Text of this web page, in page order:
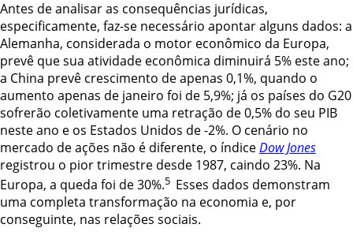
Antes de analisar as consequências jurídicas,
especificamente, faz-se necessário apontar alguns dados: a
Alemanha, considerada o motor econômico da Europa,
prevê que sua atividade econômica diminuirá 5% este ano;
a China prevê crescimento deapenas 0,1%, quando o
aumento apenas de janeiro foi de 5,9%; já os países do G20
sofrerão coletivamente uma retração de 0,5% do seu PIB
neste ano e os Estados Unidos de -2%. O cenário no
mercado de ações não é diferente, o índiceDow Jones
registrou o pior trimestre desde 1987, caindo 23%. Na
Europa, a queda foi de 30%.5 Esses dados demonstram
uma completa transformação na economia e, por
conseguinte, nas relações sociais.